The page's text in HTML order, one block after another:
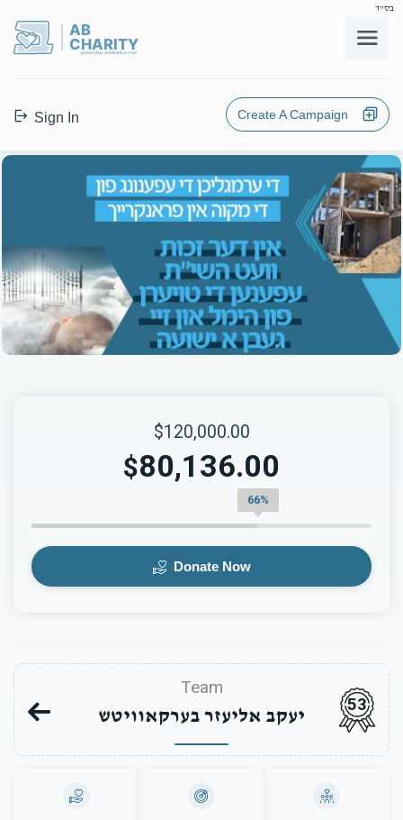
בס"ד
AB
CHARITY
powerd by ahblicklive.com
Sign In Create A Campaign
$120,000.00
$80,136.00
66%
Donate Now
Team
יעקב אליעזר בערקאוויטש
53